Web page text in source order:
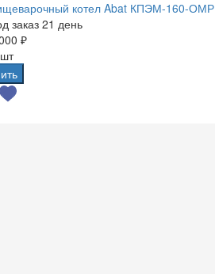
котел Abat КПЭМ-160-ОМР
заказ 21 день
₽